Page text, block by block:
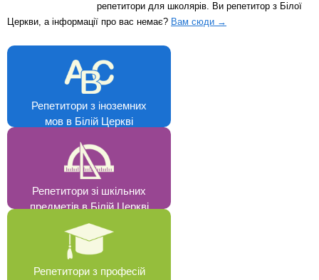
репетитори для школярів. Ви репетитор з Білої
Церкви, а інформації про вас немає? Вам сюди →
Репетитори з іноземних
мов в Білій Церкві
Репетитори зі шкільних
предметів в Білій Церкві
Репетитори з професій